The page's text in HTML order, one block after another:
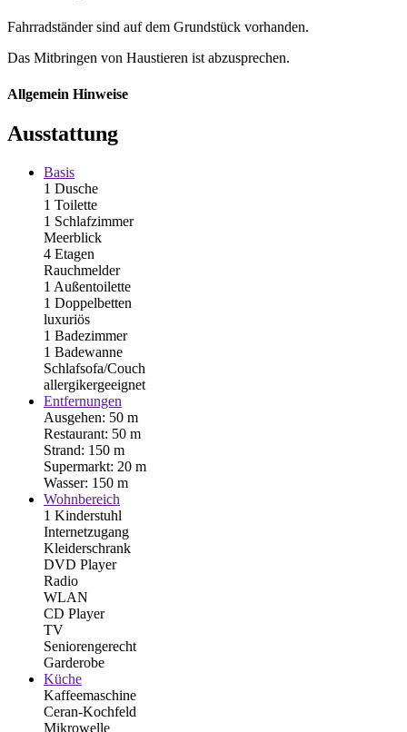
Fahrradständer sind auf dem Grundstück vorhanden.
Das Mitbringen von Haustieren ist abzusprechen.
Allgemein Hinweise
Ausstattung
Basis
1 Dusche
1 Toilette
1 Schlafzimmer
Meerblick
4 Etagen
Rauchmelder
1 Außentoilette
1 Doppelbetten
luxuriös
1 Badezimmer
1 Badewanne
Schlafsofa/Couch
allergikergeeignet
Entfernungen
Ausgehen: 50 m
Restaurant: 50 m
Strand: 150 m
Supermarkt: 20 m
Wasser: 150 m
Wohnbereich
1 Kinderstuhl
Internetzugang
Kleiderschrank
DVD Player
Radio
WLAN
CD Player
TV
Seniorengerecht
Garderobe
Küche
Kaffeemaschine
Ceran-Kochfeld
Mikrowelle